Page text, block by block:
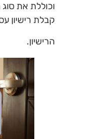
וכוללת את
קבלת רישיון
הרישיון.